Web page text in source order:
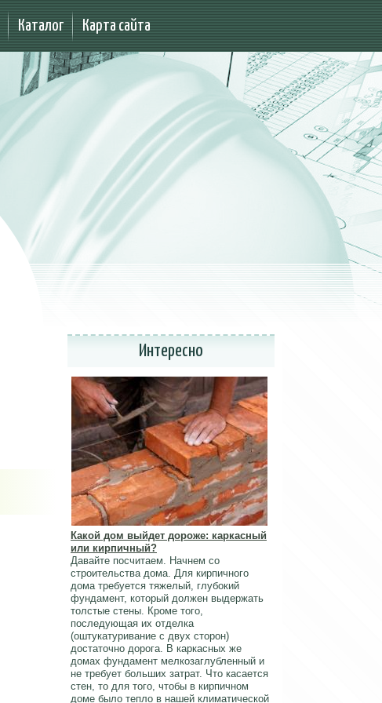
Каталог Карта сайта
Интересно
Какой дом выйдет дороже: каркасный
или кирпичный?
Давайте посчитаем. Начнем со
строительства дома. Для кирпичного
дома требуется тяжелый, глубокий
фундамент, который должен выдержать
толстые стены. Кроме того,
последующая их отделка
(оштукатуривание с двух сторон)
достаточно дорога. В каркасных же
домах фундамент мелкозаглубленный и
не требует больших затрат. Что касается
стен, то для того, чтобы в кирпичном
доме было тепло в нашей климатической